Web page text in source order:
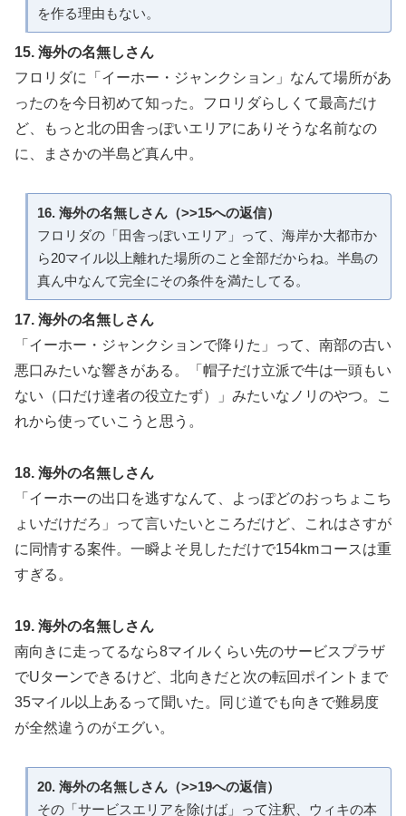
を作る理由もない。
15. 海外の名無しさん
フロリダに「イーホー・ジャンクション」なんて場所があ
ったのを今日初めて知った。フロリダらしくて最高だけ
ど、もっと北の田舎っぽいエリアにありそうな名前なの
に、まさかの半島ど真ん中。
16. 海外の名無しさん（>>15への返信）
フロリダの「田舎っぽいエリア」って、海岸か大都市か
ら20マイル以上離れた場所のこと全部だからね。半島の
真ん中なんて完全にその条件を満たしてる。
17. 海外の名無しさん
「イーホー・ジャンクションで降りた」って、南部の古い
悪口みたいな響きがある。「帽子だけ立派で牛は一頭もい
ない（口だけ達者の役立たず）」みたいなノリのやつ。こ
れから使っていこうと思う。
18. 海外の名無しさん
「イーホーの出口を逃すなんて、よっぽどのおっちょこち
ょいだけだろ」って言いたいところだけど、これはさすが
に同情する案件。一瞬よそ見しただけで154kmコースは重
すぎる。
19. 海外の名無しさん
南向きに走ってるなら8マイルくらい先のサービスプラザ
でUターンできるけど、北向きだと次の転回ポイントまで
35マイル以上あるって聞いた。同じ道でも向きで難易度
が全然違うのがエグい。
20. 海外の名無しさん（>>19への返信）
その「サービスエリアを除けば」って注釈、ウィキの本